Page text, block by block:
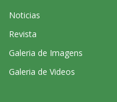
Noticias
Revista
Galeria de Imagens
Galeria de Videos